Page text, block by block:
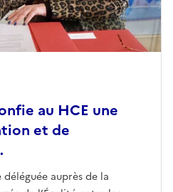
au HCE une
et de
auprès de la